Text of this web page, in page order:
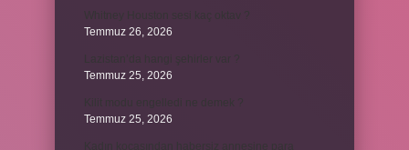
Temmuz 26, 2026
Temmuz 25, 2026
Temmuz 25, 2026